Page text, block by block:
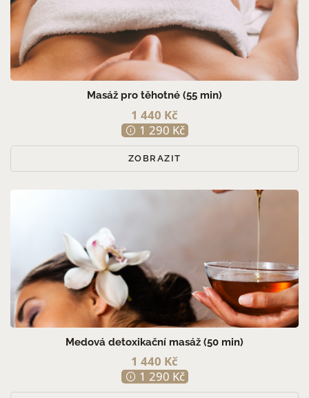
Masáž pro těhotné (55 min)
1 440 Kč
1 290 Kč
ZOBRAZIT
Medová detoxikační masáž (50 min)
1 440 Kč
1 290 Kč